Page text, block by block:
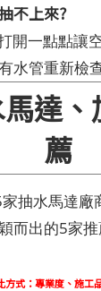
不上來?
開一點點讓
水管重新檢
達
薦
抽水馬達廠
而出的5家
方式：專業度、施工